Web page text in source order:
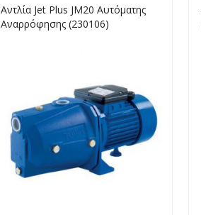
Αντλία Jet Plus JM20 Αυτόματης
Αναρρόφησης (230106)